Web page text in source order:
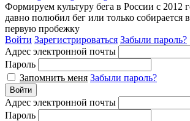
Формируем культуру бега в России с 2012
давно полюбил бег или только собирается
первую пробежку
Войти Зарегистрироваться Забыли пароль?
Адрес электронной почты
Пароль
Запомнить меня Забыли пароль?
Войти
Адрес электронной почты
Пароль